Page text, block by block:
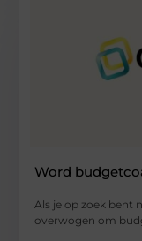
Word
Als je op zoek bent
overwogen om